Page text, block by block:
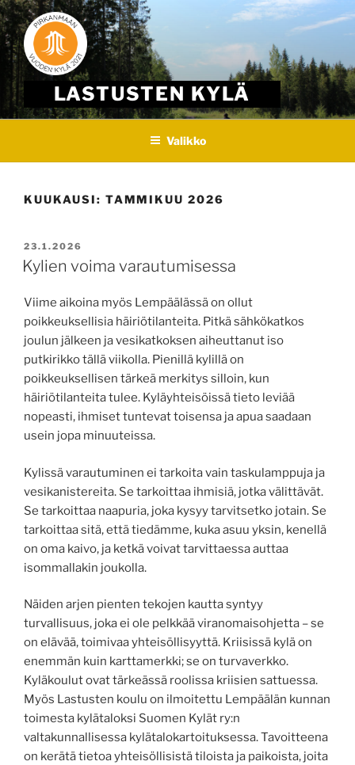
Skip
to
content
LASTUSTEN KYLÄ
Valikko
KUUKAUSI: TAMMIKUU 2026
JULKAISTU
23.1.2026
Kylien voima varautumisessa
Viime aikoina myös Lempäälässä on ollut
poikkeuksellisia häiriötilanteita. Pitkä sähkökatkos
joulun jälkeen ja vesikatkoksen aiheuttanut iso
putkirikko tällä viikolla. Pienillä kylillä on
poikkeuksellisen tärkeä merkitys silloin, kun
häiriötilanteita tulee. Kyläyhteisöissä tieto leviää
nopeasti, ihmiset tuntevat toisensa ja apua saadaan
usein jopa minuuteissa.
Kylissä varautuminen ei tarkoita vain taskulamppuja ja
vesikanistereita. Se tarkoittaa ihmisiä, jotka välittävät.
Se tarkoittaa naapuria, joka kysyy tarvitsetko jotain. Se
tarkoittaa sitä, että tiedämme, kuka asuu yksin, kenellä
on oma kaivo, ja ketkä voivat tarvittaessa auttaa
isommallakin joukolla.
Näiden arjen pienten tekojen kautta syntyy
turvallisuus, joka ei ole pelkkää viranomaisohjetta – se
on elävää, toimivaa yhteisöllisyyttä. Kriisissä kylä on
enemmän kuin karttamerkki; se on turvaverkko.
Kyläkoulut ovat tärkeässä roolissa kriisien sattuessa.
Myös Lastusten koulu on ilmoitettu Lempäälän kunnan
toimesta kylätaloksi Suomen Kylät ry:n
valtakunnallisessa kylätalokartoituksessa. Tavoitteena
on kerätä tietoa yhteisöllisistä tiloista ja paikoista, joita